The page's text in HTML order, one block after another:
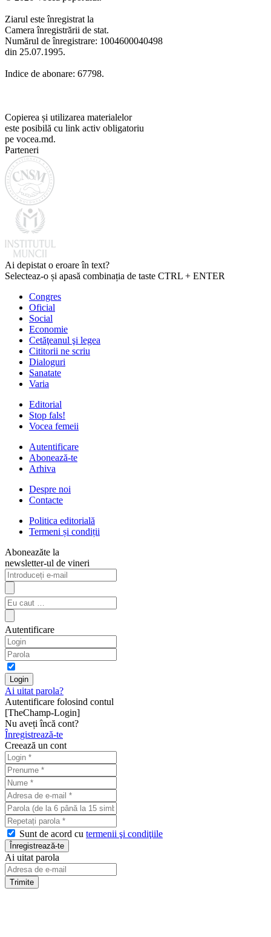
Ziarul este înregistrat la
Camera înregistrării de stat.
Numărul de înregistrare: 1004600040498
din 25.07.1995.
Indice de abonare: 67798.
Copierea și utilizarea materialelor
este posibilă cu link activ obligatoriu
pe vocea.md.
Parteneri
Ai depistat o eroare în text?
Selecteaz-o și apasă combinația de taste CTRL + ENTER
Congres
Oficial
Social
Economie
Cetăţeanul şi legea
Cititorii ne scriu
Dialoguri
Sanatate
Varia
Editorial
Stop fals!
Vocea femeii
Autentificare
Abonează-te
Arhiva
Despre noi
Contacte
Politica editorială
Termeni și condiții
Aboneazăte la
newsletter-ul de vineri
Autentificare
Ai uitat parola?
Autentificare folosind contul
[TheChamp-Login]
Nu aveți încă cont?
Înregistrează-te
Creează un cont
Sunt de acord cu termenii şi condiţiile
Ai uitat parola